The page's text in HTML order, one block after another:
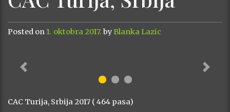
Posted on 1. oktobra 2017. by Blanka Lazic
Previous Next
CAC Turija, Srbija 2017 ( 464 pasa)